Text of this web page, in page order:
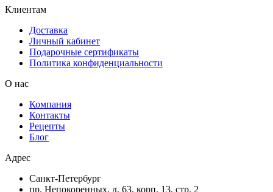
Клиентам
Доставка
Личный кабинет
Подарочные сертификаты
Политика конфиденциальности
О нас
Компания
Контакты
Рецепты
Блог
Адрес
Санкт-Петербург
пр. Непокоренных, д. 63, корп. 13, стр. 2